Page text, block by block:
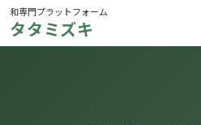
和専門プラットフォーム
タタミズキ